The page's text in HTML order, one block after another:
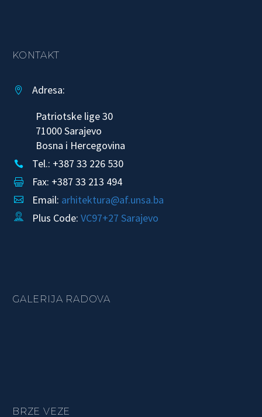
KONTAKT


Adresa:
Patriotske lige 30
71000 Sarajevo
Bosna i Hercegovina

 Tel.: +387 33 226 530

 Fax: +387 33 213 494

 Email: arhitektura@af.unsa.ba

 Plus Code: VC97+27 Sarajevo
GALERIJA RADOVA
BRZE VEZE